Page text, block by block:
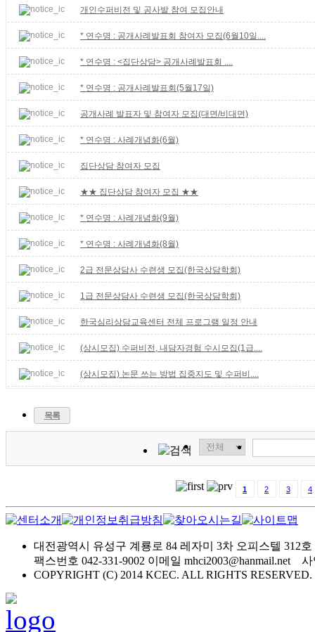
개인수퍼비전 및 공사발 참여 모집안내
* 연수명 : 공개사례발표회 참여자 모집(6월10일....
* 연수명 : <집단상담> 공개사례발표회 ....
* 연수명 : 공개사례발표회(5월17일)
공개사례 발표자 및 참여자 모집(대면/비대면)
* 연수명 : 사례개념화(6월)
집단상담 참여자 모집
★★ 집단상담 참여자 모집 ★★
* 연수명 : 사례개념화(9월)
* 연수명 : 사례개념화(8월)
2급 전문상담사 수련생 모집(한국상담학회)
1급 전문상담사 수련생 모집(한국상담학회)
한국심리상담교육센터 전체 프로그램 일정 안내
(상시모집) 수퍼비전, 내담자경험 수시모집(1급....
(상시모집) 논문 쓰는 방법 집중지도 및 수퍼비....
목록
1 2 3 4
대전광역시 유성구 계룡로 84 레자미 3차 오피스텔
팩스번호 042-331-9002 이메일 mhci2003@hanmail.net
COPYRIGHT (C) 2014 KCEC. ALL RIGHTS RESERVED.